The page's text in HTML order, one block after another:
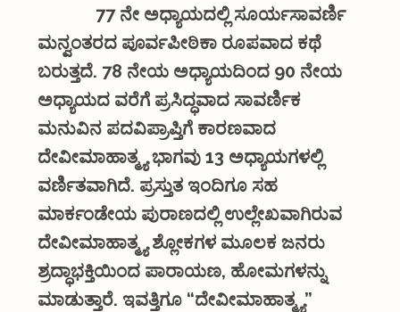
77 ನೇ ಅಧ್ಯಾಯದಲ್ಲಿ ಸೂರ್ಯಸಾವರ್ಣಿ
ಮನ್ವಂತರದ ಪೂರ್ವಪೀಠಿಕಾ ರೂಪವಾದ ಕಥೆ
ಬರುತ್ತದೆ. 78 ನೇಯ ಅಧ್ಯಾಯದಿಂದ 90 ನೇಯ
ಅಧ್ಯಾಯದ ವರೆಗೆ ಪ್ರಸಿದ್ಧವಾದ ಸಾವರ್ಣಿಕ
ಮನುವಿನ ಪದವಿಪ್ರಾಪ್ತಿಗೆ ಕಾರಣವಾದ
ದೇವೀಮಾಹಾತ್ಮ್ಯ ಭಾಗವು 13 ಅಧ್ಯಾಯಗಳಲ್ಲಿ
ವರ್ಣಿತವಾಗಿದೆ. ಪ್ರಸ್ತುತ ಇಂದಿಗೂ ಸಹ
ಮಾರ್ಕಂಡೇಯ ಪುರಾಣದಲ್ಲಿ ಉಲ್ಲೇಖವಾಗಿರುವ
ದೇವೀಮಾಹಾತ್ಮ್ಯ ಶ್ಲೋಕಗಳ ಮೂಲಕ ಜನರು
ಶ್ರದ್ಧಾಭಕ್ತಿಯಿಂದ ಪಾರಾಯಣ, ಹೋಮಗಳನ್ನು
ಮಾಡುತ್ತಾರೆ. ಇವತ್ತಿಗೂ “ದೇವೀಮಾಹಾತ್ಮ್ಯ”